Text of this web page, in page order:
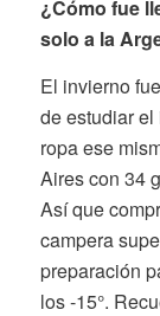
¿Cómo fue
solo a la
El invierno
de estudiar
ropa ese
Aires con 34
Así que
campera
preparación
los -15°.